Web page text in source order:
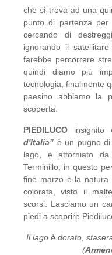
che si trova ad una
punto di partenza per
cercando di
ignorando il
farebbe percorrere
quindi diamo più
tecnologia, finalmente
paesino abbiamo la
scoperta.
PIEDILUCO insignito
d'Italia” è un pugno
lago, è attorniato
Terminillo, in questo
fine marzo e la natura
colorata, visto il
scorsi. Lasciamo un
piedi a scoprire
Il lago è dorato,
(